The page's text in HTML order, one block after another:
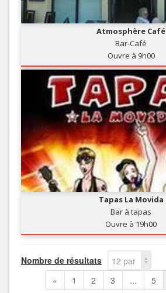
Atmosphère Café
Bar-Café
Ouvre à 9h00
Tapas La Movida
Bar à tapas
Ouvre à 19h00
Nombre de résultats
12 par
page
« 1 2 3 ... 5